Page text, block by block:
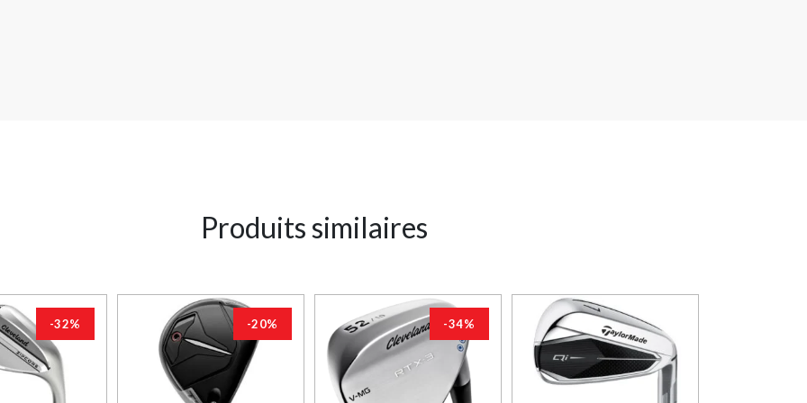
Produits similaires
-32% -20% -34%